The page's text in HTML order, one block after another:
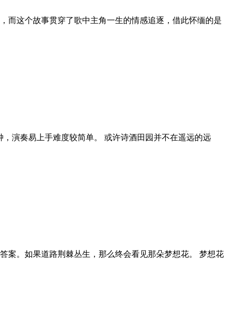
而这个故事贯穿了歌中主角一生的情感追逐，借此怀缅的是
演奏易上手难度较简单。 或许诗酒田园并不在遥远的远
案。如果道路荆棘丛生，那么终会看见那朵梦想花。 梦想花